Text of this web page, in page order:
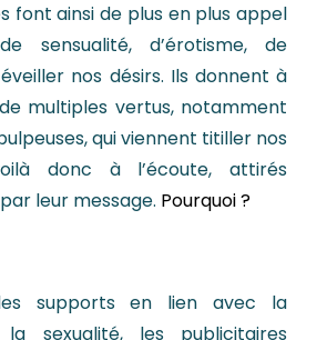
font ainsi de plus en plus appel
sensualité, d’érotisme, de
nos désirs. Ils donnent à
multiples vertus, notamment
qui viennent titiller nos
donc à l’écoute, attirés
leur message. Pourquoi ?
supports en lien avec la
sexualité, les publicitaires